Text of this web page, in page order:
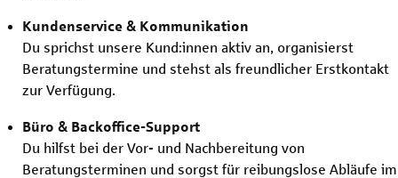
Kundenservice & Kommunikation
Du sprichst unsere Kund:innen aktiv an, organisierst
Beratungstermine und stehst als freundlicher Erstkontakt
zur Verfügung.
Büro & Backoffice-Support
Du hilfst bei der Vor- und Nachbereitung von
Beratungsterminen und sorgst für reibungslose Abläufe im